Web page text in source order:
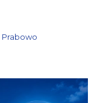
Prabowo